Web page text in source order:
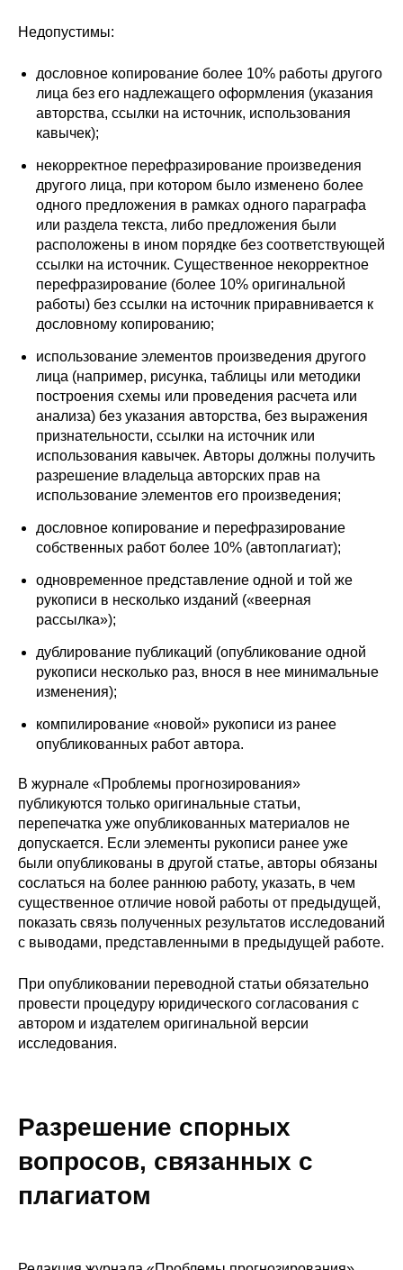
Недопустимы:
дословное копирование более 10% работы другого
лица без его надлежащего оформления (указания
авторства, ссылки на источник, использования
кавычек);
некорректное перефразирование произведения
другого лица, при котором было изменено более
одного предложения в рамках одного параграфа
или раздела текста, либо предложения были
расположены в ином порядке без соответствующей
ссылки на источник. Существенное некорректное
перефразирование (более 10% оригинальной
работы) без ссылки на источник приравнивается к
дословному копированию;
использование элементов произведения другого
лица (например, рисунка, таблицы или методики
построения схемы или проведения расчета или
анализа) без указания авторства, без выражения
признательности, ссылки на источник или
использования кавычек. Авторы должны получить
разрешение владельца авторских прав на
использование элементов его произведения;
дословное копирование и перефразирование
собственных работ более 10% (автоплагиат);
одновременное представление одной и той же
рукописи в несколько изданий («веерная
рассылка»);
дублирование публикаций (опубликование одной
рукописи несколько раз, внося в нее минимальные
изменения);
компилирование «новой» рукописи из ранее
опубликованных работ автора.
В журнале «Проблемы прогнозирования»
публикуются только оригинальные статьи,
перепечатка уже опубликованных материалов не
допускается. Если элементы рукописи ранее уже
были опубликованы в другой статье, авторы обязаны
сослаться на более раннюю работу, указать, в чем
существенное отличие новой работы от предыдущей,
показать связь полученных результатов исследований
с выводами, представленными в предыдущей работе.
При опубликовании переводной статьи обязательно
провести процедуру юридического согласования с
автором и издателем оригинальной версии
исследования.
Разрешение спорных
вопросов, связанных с
плагиатом